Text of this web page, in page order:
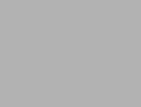
του. Μας βοηθούν
από αυτά
μας.